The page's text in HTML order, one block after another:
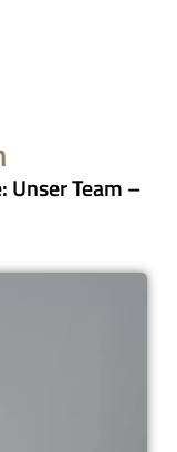
Team –